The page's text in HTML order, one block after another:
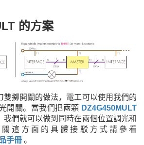
的方案
雙擲開關的做法，電工可以使用我們的
開關。當我們把兩顆 DZ4G450MULT
我們就可以做到同時在兩個位置調光和
這方面的具體接駁方式請參看
手冊 。